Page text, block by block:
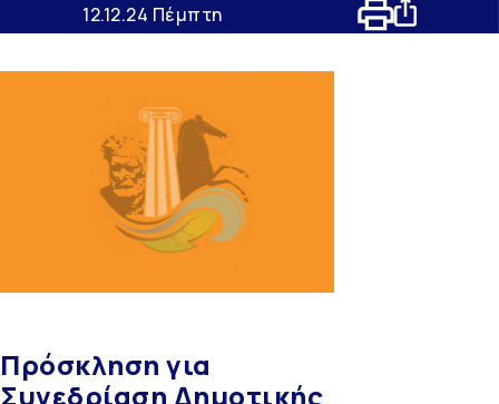
12.12.24 Πέμπτη
Πρόσκληση για
Συνεδρίαση Δημοτικής